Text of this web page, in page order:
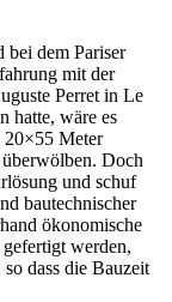
bei dem Pariser
mit der
Perret in Le
hatte, wäre es
20×55 Meter
Doch
und schuf
bautechnischer
ökonomische
werden,
dass die Bauzeit